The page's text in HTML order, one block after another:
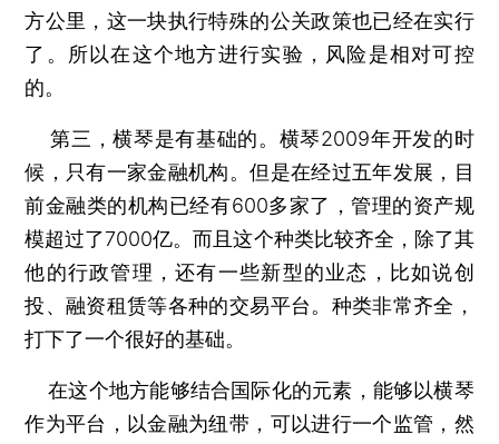
方公里，这一块执行特殊的公关政策也已经在实行
了。所以在这个地方进行实验，风险是相对可控
的。
第三，横琴是有基础的。横琴2009年开发的时
候，只有一家金融机构。但是在经过五年发展，目
前金融类的机构已经有600多家了，管理的资产规
模超过了7000亿。而且这个种类比较齐全，除了其
他的行政管理，还有一些新型的业态，比如说创
投、融资租赁等各种的交易平台。种类非常齐全，
打下了一个很好的基础。
在这个地方能够结合国际化的元素，能够以横琴
作为平台，以金融为纽带，可以进行一个监管，然